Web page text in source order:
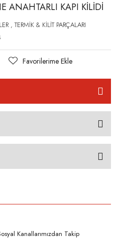
ANAHTARLI KAPI KİLİDİ
,TERMİK & KİLİT PARÇALARI
Kanallarımızdan Takip